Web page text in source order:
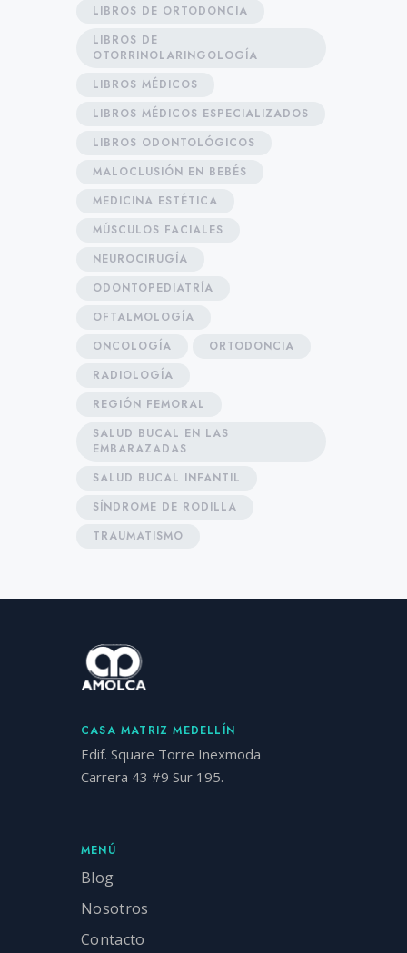
LIBROS DE ORTODONCIA
LIBROS DE
OTORRINOLARINGOLOGÍA
LIBROS MÉDICOS
LIBROS MÉDICOS ESPECIALIZADOS
LIBROS ODONTOLÓGICOS
MALOCLUSIÓN EN BEBÉS
MEDICINA ESTÉTICA
MÚSCULOS FACIALES
NEUROCIRUGÍA
ODONTOPEDIATRÍA
OFTALMOLOGÍA
ONCOLOGÍA
ORTODONCIA
RADIOLOGÍA
REGIÓN FEMORAL
SALUD BUCAL EN LAS
EMBARAZADAS
SALUD BUCAL INFANTIL
SÍNDROME DE RODILLA
TRAUMATISMO
CASA MATRIZ MEDELLÍN
Edif. Square Torre Inexmoda
Carrera 43 #9 Sur 195.
MENÚ
Blog
Nosotros
Contacto